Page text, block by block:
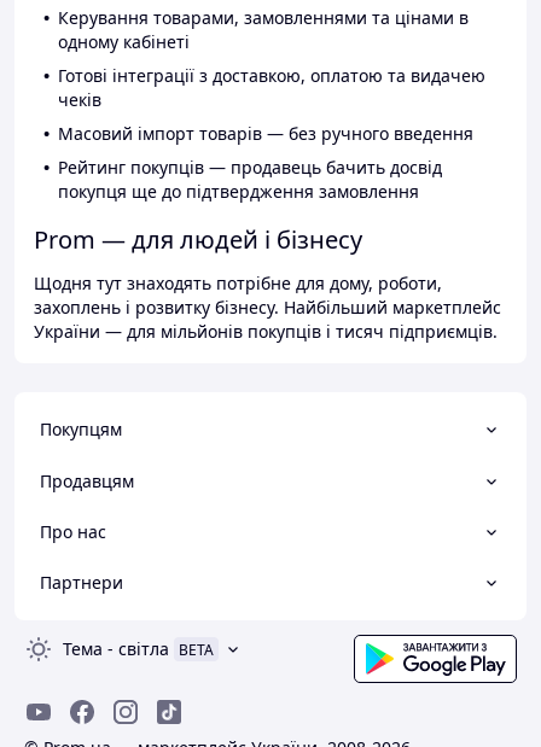
Керування товарами, замовленнями та цінами в
одному кабінеті
Готові інтеграції з доставкою, оплатою та видачею
чеків
Масовий імпорт товарів — без ручного введення
Рейтинг покупців — продавець бачить досвід
покупця ще до підтвердження замовлення
Prom — для людей і бізнесу
Щодня тут знаходять потрібне для дому, роботи,
захоплень і розвитку бізнесу. Найбільший маркетплейс
України — для мільйонів покупців і тисяч підприємців.
Покупцям
Продавцям
Про нас
Партнери
Тема - світла BETA